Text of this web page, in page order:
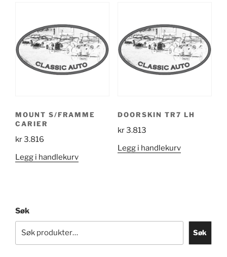
MOUNT S/FRAMME
CARIER
kr3.816
Legg i handlekurv
DOORSKIN TR7 LH
kr3.813
Legg i handlekurv
Søk
Søk